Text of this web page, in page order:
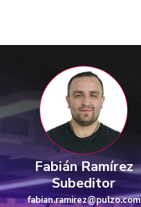
Fabián Ramírez
Subeditor
fabian.ramirez@pulzo.com